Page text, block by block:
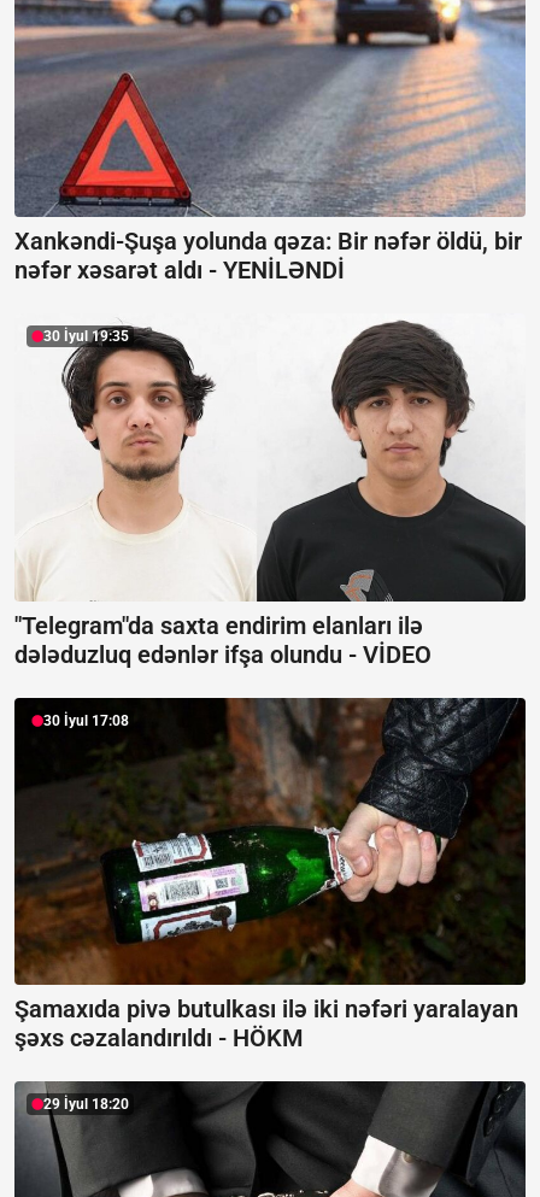
Xankəndi-Şuşa yolunda qəza: Bir nəfər öldü, bir
nəfər xəsarət aldı - YENİLƏNDİ
30 İyul 19:35
"Telegram"da saxta endirim elanları ilə
dələduzluq edənlər ifşa olundu - VİDEO
30 İyul 17:08
Şamaxıda pivə butulkası ilə iki nəfəri yaralayan
şəxs cəzalandırıldı - HÖKM
29 İyul 18:20